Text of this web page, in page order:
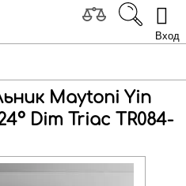
Вход
Maytoni Yin
Dim Triac TR084-